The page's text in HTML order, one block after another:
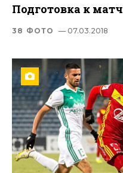
Подготовка к
38 ФОТО — 07.03.2018